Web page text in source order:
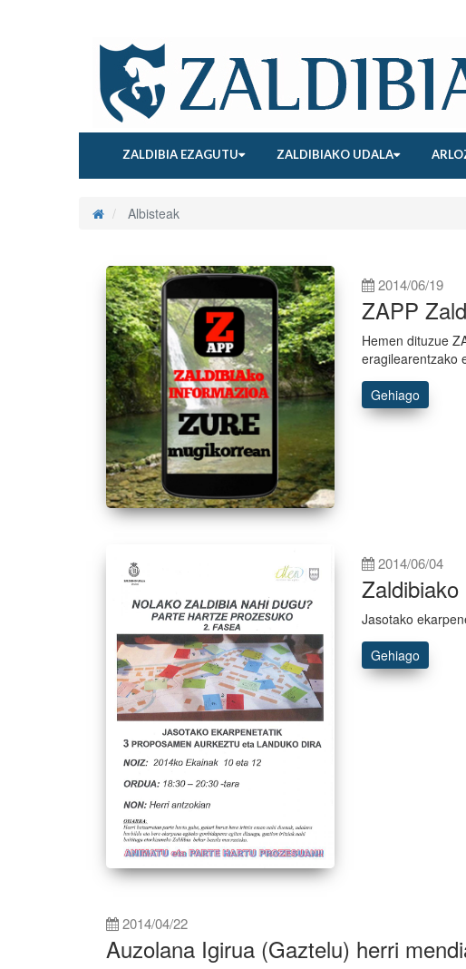
ZALDIBIA EZAGUTU ZALDIBIAKO UDALA
Albisteak
2014/06/19
ZAPP
Hemen dituzue
eragilearentzako
Gehiago
2014/06/04
Jasotako
Gehiago
2014/04/22
Auzolana Igirua (Gaztelu) herri